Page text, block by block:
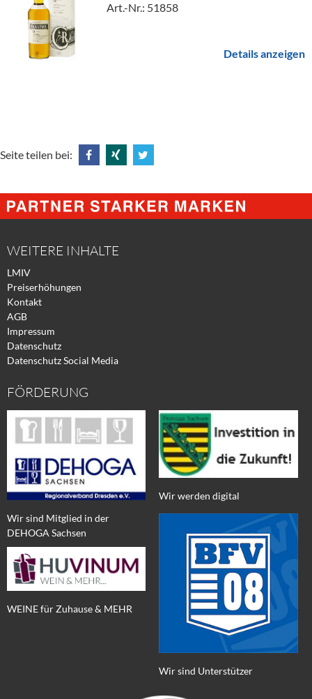
Art.-Nr.: 51858
Details anzeigen
Seite teilen bei:
@
Facebook
@
Xing
@
Twitter
WEITERE INHALTE
LMIV
Preiserhöhungen
Kontakt
AGB
Impressum
Datenschutz
Datenschutz Social Media
FÖRDERUNG
Wir sind Mitglied in der
DEHOGA Sachsen
WEINE für Zuhause & MEHR
Wir werden digital
Wir sind Unterstützer